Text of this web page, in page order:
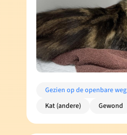
Gezien op de openbare weg
Kat (andere)
Gewond